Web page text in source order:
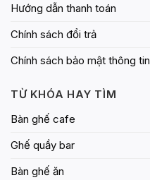
Hướng dẫn thanh toán
Chính sách đổi trả
Chính sách bảo mật thông tin
TỪ KHÓA HAY TÌM
Bàn ghế cafe
Ghế quầy bar
Bàn ghế ăn